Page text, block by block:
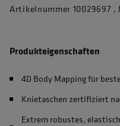
Artikelnummer 10029697 ,
Produkteigenschaften
4D Body Mapping für
Knietaschen zertifiziert
Extrem robustes,